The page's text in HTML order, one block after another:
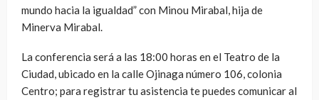
mundo hacia la igualdad” con Minou Mirabal, hija de
Minerva Mirabal.
La conferencia será a las 18:00 horas en el Teatro de la
Ciudad, ubicado en la calle Ojinaga número 106, colonia
Centro; para registrar tu asistencia te puedes comunicar al